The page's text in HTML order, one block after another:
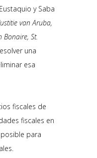
y Saba
van Aruba,
Bonaire, St.
una
esa
fiscales de
fiscales en
para